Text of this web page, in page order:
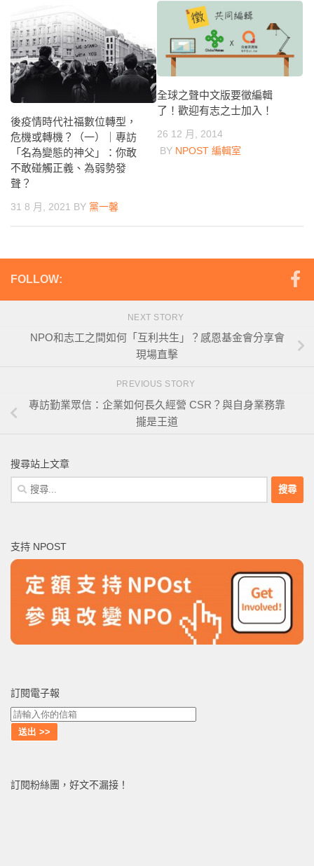
後疫情時代社福數位轉型，
危機或轉機？（一）｜專訪
「名為變態的神父」：你敢
不敢碰觸正義、為弱勢發
聲？
31 8 月, 2021 BY 黨一馨
全球之聲中文版要徵編輯
了！歡迎有志之士加入！
26 12 月, 2014
BY NPOST 編輯室
FOLLOW:
NEXT STORY
NPO和志工之間如何「互利共生」？感恩基金會分享會
現場直擊
PREVIOUS STORY
專訪勤業眾信：企業如何長久經營 CSR？與自身業務靠
攏是王道
搜尋站上文章
搜
尋
字:
支持 NPOST
訂閱電子報
訂閱粉絲團，好文不漏接！